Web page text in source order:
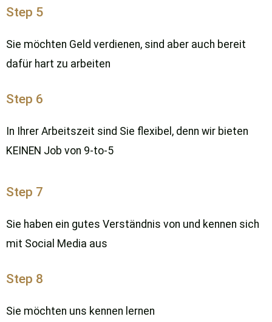
Step 5
Sie möchten Geld verdienen, sind aber auch bereit
dafür hart zu arbeiten
Step 6
In Ihrer Arbeitszeit sind Sie flexibel, denn wir bieten
KEINEN Job von 9-to-5
Step 7
Sie haben ein gutes Verständnis von und kennen sich
mit Social Media aus
Step 8
Sie möchten uns kennen lernen